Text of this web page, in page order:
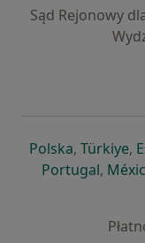
Sąd Rejonowy
Polskaotwiera
, Türkiye,
Portugal,